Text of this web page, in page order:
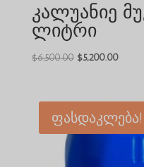
კალუანიე
ლიტრი
$6,500.00 საწყისი
$6,500.00.
$5,200.00
ფასდაკლება!